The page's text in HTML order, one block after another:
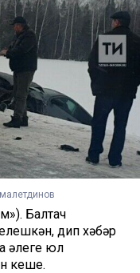
Балтач
дип хәбәр
әлеге юл
кеше.